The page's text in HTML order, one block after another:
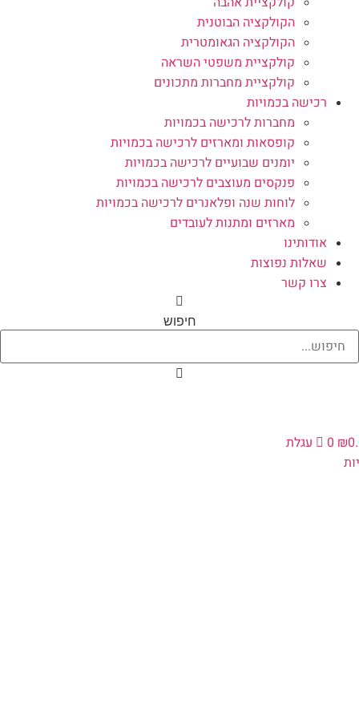
הקולקציה הבוטנית
הקולקציה הגאומטרית
קולקציית משפטי השראה
קולקציית מחברות מתכונים
רכישה בכמויות
מחברות לרכישה בכמויות
קופסאות ומארזים לרכישה בכמויות
יומנים שבועיים לרכישה בכמויות
פנקסים מעוצבים לרכישה בכמויות
לוחות שנה ופלאנרים לרכישה בכמויות
מארזים ומתנות לעובדים
אודותינו
שאלות נפוצות
צרו קשר
חיפוש
₪
0
עגלת